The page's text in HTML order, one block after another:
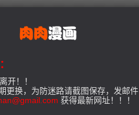
开！！
更换，为防迷路请截图保存，发邮件
获得最新网址！！！